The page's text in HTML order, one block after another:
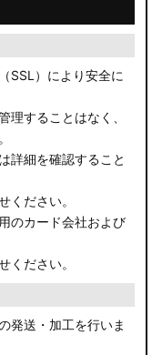
SSL）により安全に
理することはなく、
詳細を確認すること
ください。
のカード会社および
ください。
発送・加工を行いま